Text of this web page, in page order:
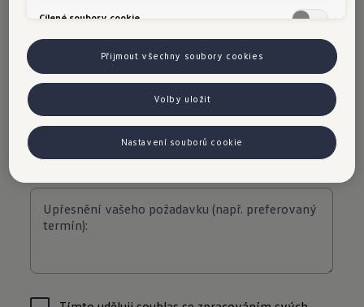
Cílené soubory cookie
Přijmout všechny soubory cookies
Volby uložit
Nastavení souborů cookie